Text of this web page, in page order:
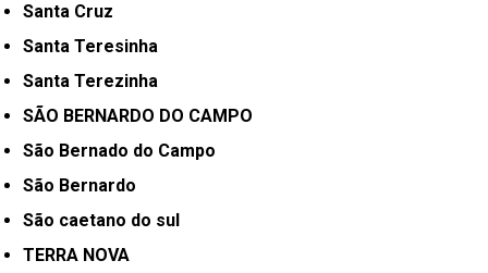
Santa Cruz
Santa Teresinha
Santa Terezinha
SÃO BERNARDO DO CAMPO
São Bernado do Campo
São Bernardo
São caetano do sul
TERRA NOVA